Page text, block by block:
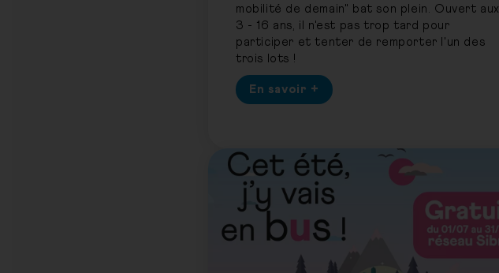
mobilité de demain" bat son plein. Ouvert aux
3 - 16 ans, il n'est pas trop tard pour
participer et tenter de remporter l'un des
trois lots !
En savoir +